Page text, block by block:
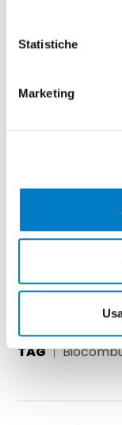
Statistiche
Marketing
TAG